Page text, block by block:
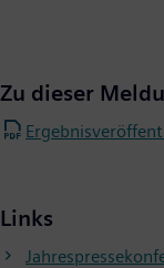
Zu dieser
Links